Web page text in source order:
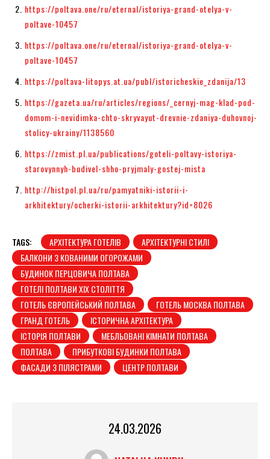
https://poltava.one/ru/eternal/istoriya-grand-otelya-v-
poltave-10457
https://poltava.one/ru/eternal/istoriya-grand-otelya-v-
poltave-10457
https://poltava-litopys.at.ua/publ/istoricheskie_zdanija/13
https://gazeta.ua/ru/articles/regions/_cernyj-mag-klad-pod-
domom-i-nevidimka-chto-skryvayut-drevnie-zdaniya-duhovnoj-
stolicy-ukrainy/1138560
https://zmist.pl.ua/publications/goteli-poltavy-istoriya-
starovynnyh-budivel-shho-pryjmaly-gostej-mista
http://histpol.pl.ua/ru/pamyatniki-istorii-i-
arkhitektury/ocherki-istorii-arkhitektury?id=8026
TAGS: АРХІТЕКТУРА ГОТЕЛІВ
АРХІТЕКТУРНІ СТИЛІ
БАЛКОНИ З КОВАНИМИ ОГОРОЖАМИ
БУДИНОК ПЕРЦОВИЧА ПОЛТАВА
ГОТЕЛІ ПОЛТАВИ XIX СТОЛІТТЯ
ГОТЕЛЬ ЄВРОПЕЙСЬКИЙ ПОЛТАВА
ГОТЕЛЬ МОСКВА ПОЛТАВА
ГРАНД ГОТЕЛЬ
ІСТОРИЧНА АРХІТЕКТУРА
ІСТОРІЯ ПОЛТАВИ
МЕБЛЬОВАНІ КІМНАТИ ПОЛТАВА
ПОЛТАВА
ПРИБУТКОВІ БУДИНКИ ПОЛТАВА
ФАСАДИ З ПІЛЯСТРАМИ
ЦЕНТР ПОЛТАВИ
24.03.2026